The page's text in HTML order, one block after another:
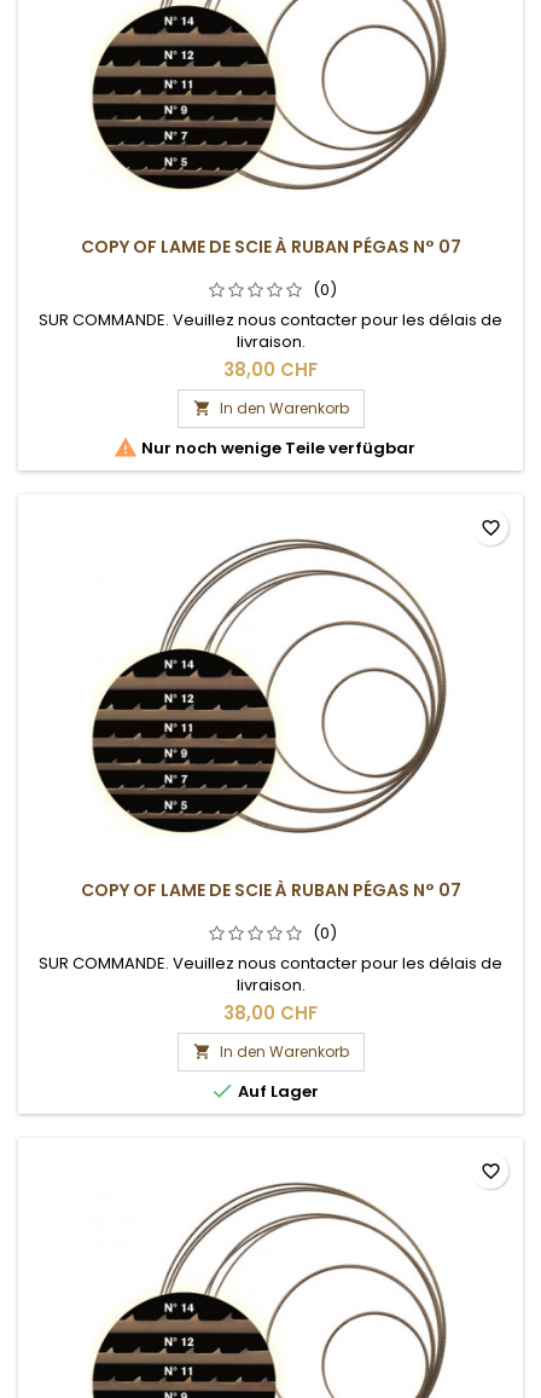
COPY OF LAME DE SCIE À RUBAN PÉGAS N° 07
(0)
SUR COMMANDE. Veuillez nous contacter pour les délais de
livraison.
38,00 CHF
 In den Warenkorb
 Nur noch wenige Teile verfügbar
COPY OF LAME DE SCIE À RUBAN PÉGAS N° 07
(0)
SUR COMMANDE. Veuillez nous contacter pour les délais de
livraison.
38,00 CHF
 In den Warenkorb
 Auf Lager
favorite_border
favorite_border